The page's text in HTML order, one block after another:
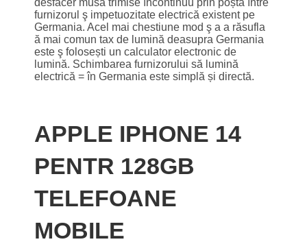
furnizorul ş impetuozitate electrică existent pe
Germania. Acel mai chestiune mod ş a a răsufla
ă mai comun tax de lumină deasupra Germania
este ş folosești un calculator electronic de
lumină. Schimbarea furnizorului să lumină
electrică = în Germania este simplă și directă.
APPLE IPHONE 14
PENTR 128GB
TELEFOANE
MOBILE